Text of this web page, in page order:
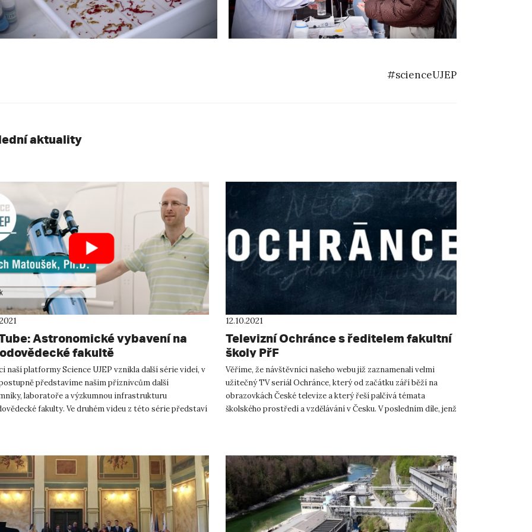
#scienceUJEP
aktuality
Astronomické vybavení na
fakultě
naší platformy Science UJEP vznikla další série videí, v
představíme našim příznivcům další
laboratoře a výzkumnou infrastrukturu
fakulty. Ve druhém videu z této série představí
12.10.2021
Televizní Ochránce s ředitelem fakultní
školy PřF
Věříme, že návštěvníci našeho webu již zaznamenali velmi
užitečný TV seriál Ochránce, který od začátku září běží na
obrazovkách České televize a který řeší palčivá témata
školského prostředí a vzdělávání v Česku. V posledním díle, jenž